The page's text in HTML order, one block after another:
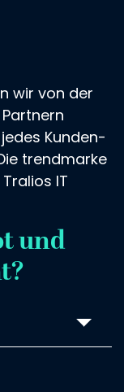
wir von der
Kunden-
trendmarke
IT
und